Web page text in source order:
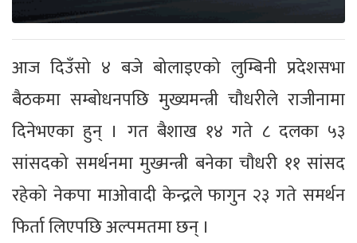
आज दिउँसो ४ बजे बोलाइएको लुम्बिनी प्रदेशसभा
बैठकमा सम्बोधनपछि मुख्यमन्त्री चौधरीले राजीनामा
दिनेभएका हुन् । गत बैशाख १४ गते ८ दलका ५३
सांसदको समर्थनमा मुख्मन्त्री बनेका चौधरी ११ सांसद
रहेको नेकपा माओवादी केन्द्रले फागुन २३ गते समर्थन
फिर्ता लिएपछि अल्पमतमा छन् ।